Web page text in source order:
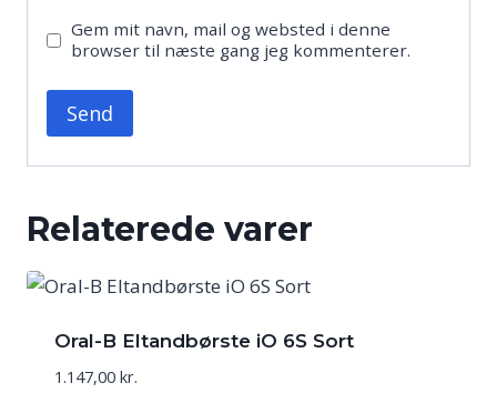
Gem mit navn, mail og websted i denne
browser til næste gang jeg kommenterer.
Relaterede varer
Oral-B Eltandbørste iO 6S Sort
1.147,00 kr.